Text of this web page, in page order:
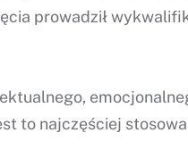
prowadził
to najczęściej